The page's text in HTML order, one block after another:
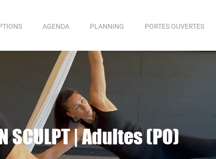
AGENDA PLANNING PORTES OUVERTES
SCULPT | Adultes (PO)